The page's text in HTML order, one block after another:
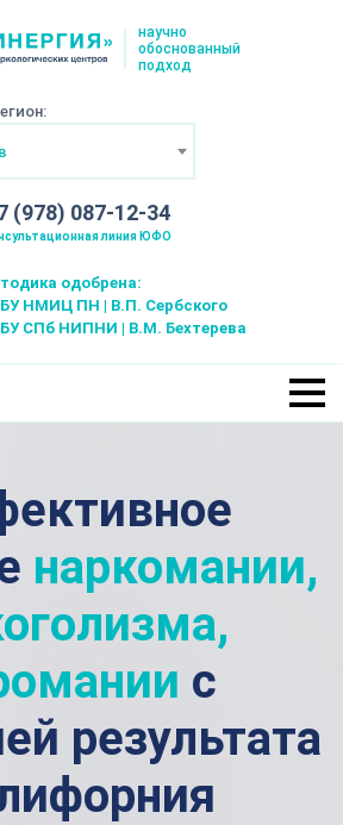
научно
обоснованный
подход
(978) 087-12-34
линия ЮФО
одобрена:
НМИЦ ПН | В.П. Сербского
СПб НИПНИ | В.М. Бехтерева
наркомании,
с
результата